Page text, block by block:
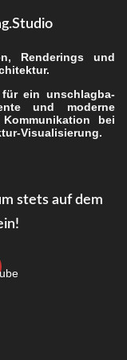
Ren­de­rings und
ein unschlag­ba­
und moder­ne
bei
Visua­li­sie­rung.
stets auf dem